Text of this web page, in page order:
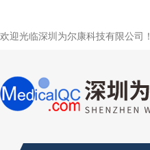
欢迎光临深圳为尔康科技有限公司！